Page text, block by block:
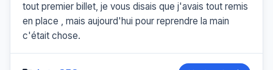
tout premier billet, je vous disais que j'avais tout remis
en place , mais aujourd'hui pour reprendre la main
c'était chose.